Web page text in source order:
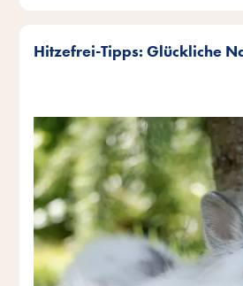
Hitzefrei-Tipps: Glückliche